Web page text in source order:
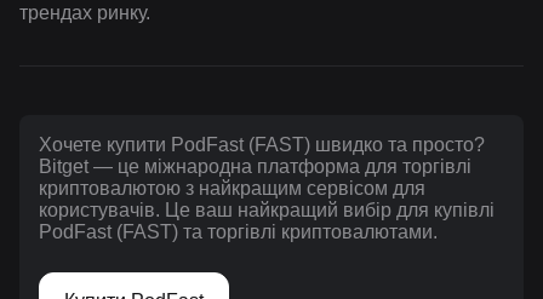
трендах ринку.
Хочете купити PodFast (FAST) швидко та просто?
Bitget — це міжнародна платформа для торгівлі
криптовалютою з найкращим сервісом для
користувачів. Це ваш найкращий вибір для купівлі
PodFast (FAST) та торгівлі криптовалютами.